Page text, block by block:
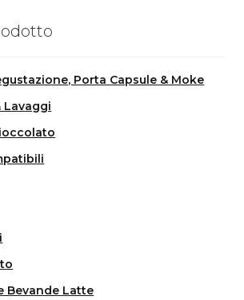
Porta Capsule & Moke
Lavaggi
Bevande Latte